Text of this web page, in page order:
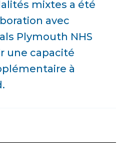
mixtes a été
avec
Plymouth NHS
une capacité
à